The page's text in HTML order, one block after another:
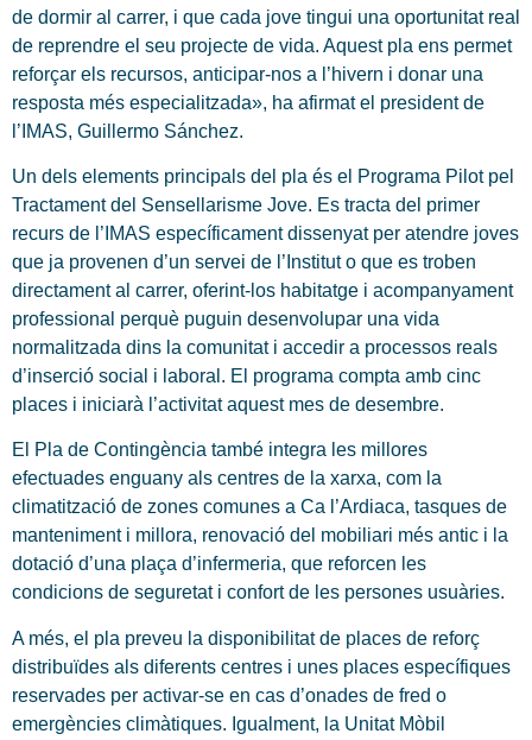
de dormir al carrer, i que cada jove tingui una oportunitat real
de reprendre el seu projecte de vida. Aquest pla ens permet
reforçar els recursos, anticipar-nos a l’hivern i donar una
resposta més especialitzada», ha afirmat el president de
l’IMAS, Guillermo Sánchez.
Un dels elements principals del pla és el Programa Pilot pel
Tractament del Sensellarisme Jove. Es tracta del primer
recurs de l’IMAS específicament dissenyat per atendre joves
que ja provenen d’un servei de l’Institut o que es troben
directament al carrer, oferint-los habitatge i acompanyament
professional perquè puguin desenvolupar una vida
normalitzada dins la comunitat i accedir a processos reals
d’inserció social i laboral. El programa compta amb cinc
places i iniciarà l’activitat aquest mes de desembre.
El Pla de Contingència també integra les millores
efectuades enguany als centres de la xarxa, com la
climatització de zones comunes a Ca l’Ardiaca, tasques de
manteniment i millora, renovació del mobiliari més antic i la
dotació d’una plaça d’infermeria, que reforcen les
condicions de seguretat i confort de les persones usuàries.
A més, el pla preveu la disponibilitat de places de reforç
distribuïdes als diferents centres i unes places específiques
reservades per activar-se en cas d’onades de fred o
emergències climàtiques. Igualment, la Unitat Mòbil